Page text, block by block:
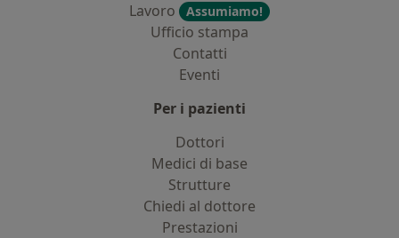
Lavoro
Assumiamo!
Ufficio stampa
Contatti
Eventi
Per i pazienti
Dottori
Medici di base
Strutture
Chiedi al dottore
Prestazioni